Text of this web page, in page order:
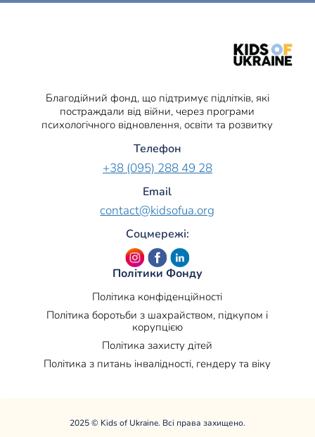
Благодійний фонд, що підтримує підлітків, які
постраждали від війни, через програми
психологічного відновлення, освіти та розвитку
Телефон
+38 (095) 288 49 28
Email
contact@kidsofua.org
Соцмережі:
Політики Фонду
Політика конфіденційності
Політика боротьби з шахрайством, підкупом і
корупцією
Політика захисту дітей
Політика з питань інвалідності, гендеру та віку
2025 © Kids of Ukraine. Всі права захищено.